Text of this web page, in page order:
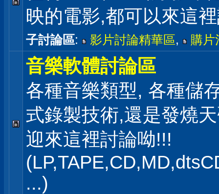
映的電影,都可以來這
子討論區: 影片討論精華區, 購片
音樂軟體討論區
各種音樂類型, 各種儲
式錄製技術,還是發燒
迎來這裡討論呦!!!
...)